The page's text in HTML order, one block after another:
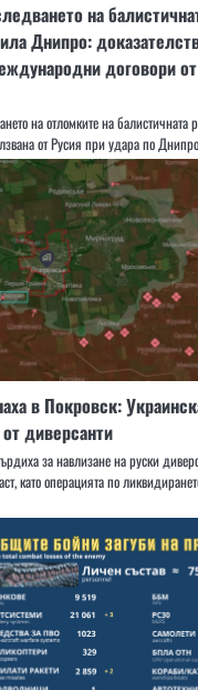
на
Днипро:
договори
на отломките на балистичната
от Русия при удара по
в Покровск:
диверсанти
за навлизане на руски
като операцията по